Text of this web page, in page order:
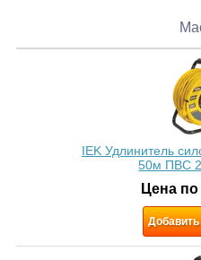
IEK Удлинитель
50м ПВС
Цена
Добавить